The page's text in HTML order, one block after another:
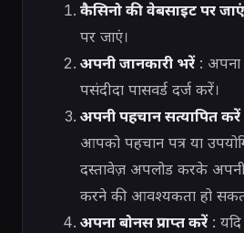
कैसिनो की वेबसाइट पर जाएं
पर जाएं।
अपनी जानकारी भरें: अपना
पसंदीदा पासवर्ड दर्ज करें।
अपनी पहचान सत्यापित करें
आपको पहचान पत्र या
दस्तावेज़ अपलोड करके अपनी
करने की आवश्यकता हो
अपना बोनस प्राप्त करें: